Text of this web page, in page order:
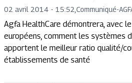
02 avril 2014 - 15:52 Communiqué-
Agfa HealthCare démontrera, avec
européens, comment les systèmes
apportent le meilleur ratio qualité/
établissements de santé